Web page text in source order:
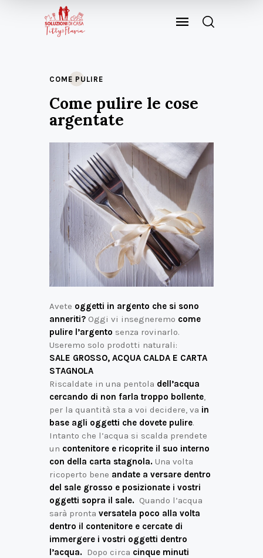
COME PULIRE
Come pulire le cose
argentate
Avete oggetti in argento che si sono
anneriti? Oggi vi insegneremo come
pulire l’argento senza rovinarlo.
Useremo solo prodotti naturali:
SALE GROSSO, ACQUA CALDA E CARTA
STAGNOLA
Riscaldate in una pentola dell’acqua
cercando di non farla troppo bollente,
per la quantità sta a voi decidere, va in
base agli oggetti che dovete pulire.
Intanto che l’acqua si scalda prendete
un contenitore e ricoprite il suo interno
con della carta stagnola. Una volta
ricoperto bene andate a versare dentro
del sale grosso e posizionate i vostri
oggetti sopra il sale. Quando l’acqua
sarà pronta versatela poco alla volta
dentro il contenitore e cercate di
immergere i vostri oggetti dentro
l’acqua. Dopo circa cinque minuti